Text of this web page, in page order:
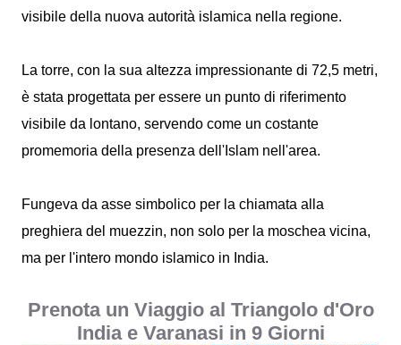
visibile della nuova autorità islamica nella regione.
La torre, con la sua altezza impressionante di 72,5 metri,
è stata progettata per essere un punto di riferimento
visibile da lontano, servendo come un costante
promemoria della presenza dell'Islam nell'area.
Fungeva da asse simbolico per la chiamata alla
preghiera del muezzin, non solo per la moschea vicina,
ma per l'intero mondo islamico in India.
Prenota un Viaggio al Triangolo d'Oro
India e Varanasi in 9 Giorni